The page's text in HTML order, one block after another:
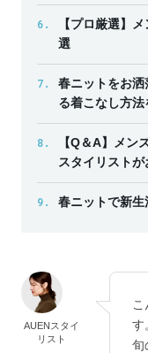
6.
【プロ厳選】
選
7.
春ニットをお
る着こなし方法
8.
【Q＆A】メン
スタイリストが
9. 春ニットで新生
AUENスタイ
リスト
す
旬